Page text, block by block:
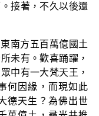
接著，不久以後還
南方五百萬億國土
未有。歡喜踊躍，
中有一大梵天王，
何因緣，而現如此
德天生？為佛出世